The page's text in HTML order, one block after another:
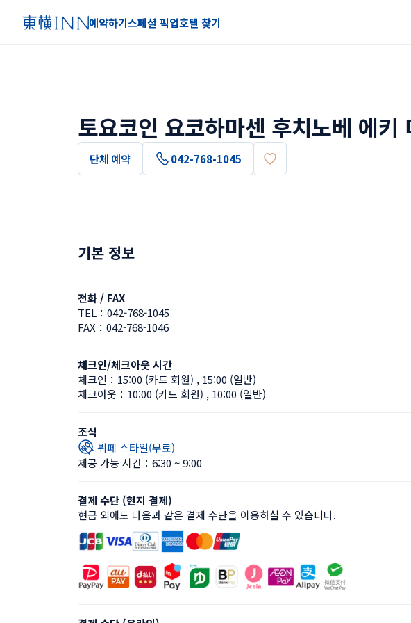
예약하기스페셜 픽업호텔 찾기
토요코인 요코하마센 후치노베 에키
단체 예약 042-768-1045
기본 정보
전화 / FAX
TEL： 042-768-1045
FAX： 042-768-1046
체크인/체크아웃 시간
체크인： 15:00 (카드 회원) , 15:00 (일반)
체크아웃： 10:00 (카드 회원) , 10:00 (일반)
조식
뷔페 스타일(무료)
제공 가능 시간：6:30 ~ 9:00
결제 수단 (현지 결제)
현금 외에도 다음과 같은 결제 수단을 이용하실 수 있습니다.